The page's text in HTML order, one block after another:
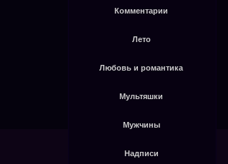
Комментарии
Лето
Любовь и романтика
Мультяшки
Мужчины
Надписи